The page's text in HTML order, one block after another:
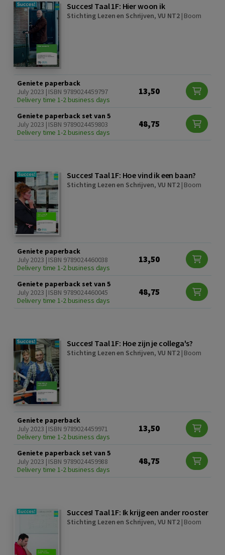
Succes! Taal 1F: Hier woon ik
Stichting Lezen en Schrijven, VU NT2| Boom
Geniete paperback
July 2023 | ISBN 9789024459797
Delivery time 1-2 business days
13,50
Geniete paperback set van 5
July 2023 | ISBN 9789024459803
Delivery time 1-2 business days
48,75
Succes! Taal 1F: Hoe vind ik een baan?
Stichting Lezen en Schrijven, VU NT2| Boom
Geniete paperback
July 2023 | ISBN 9789024460038
Delivery time 1-2 business days
13,50
Geniete paperback set van 5
July 2023 | ISBN 9789024460045
Delivery time 1-2 business days
48,75
Succes! Taal 1F: Hoe zijn je collega's?
Stichting Lezen en Schrijven, VU NT2| Boom
Geniete paperback
July 2023 | ISBN 9789024459971
Delivery time 1-2 business days
13,50
Geniete paperback set van 5
July 2023 | ISBN 9789024459988
Delivery time 1-2 business days
48,75
Succes! Taal 1F: Ik krijg een ander rooster
Stichting Lezen en Schrijven, VU NT2| Boom